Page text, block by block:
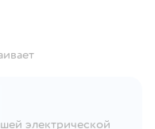
электрической